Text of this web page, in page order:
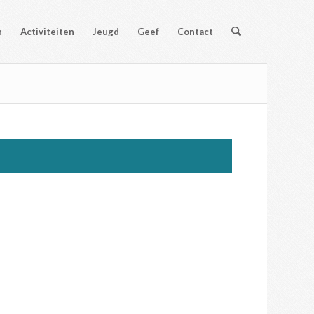
Activiteiten Jeugd Geef Contact